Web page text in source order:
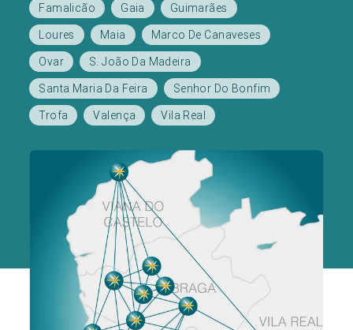
Famalicão
Gaia
Guimarães
Loures
Maia
Marco De Canaveses
Ovar
S. João Da Madeira
Santa Maria Da Feira
Senhor Do Bonfim
Trofa
Valença Vila Real